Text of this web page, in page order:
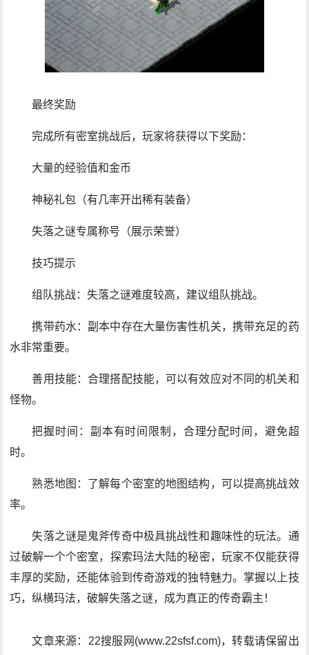
最终奖励
完成所有密室挑战后，玩家将获得以下奖励：
大量的经验值和金币
神秘礼包（有几率开出稀有装备）
失落之谜专属称号（展示荣誉）
技巧提示
组队挑战：失落之谜难度较高，建议组队挑战。
携带药水：副本中存在大量伤害性机关，携带充足的药
水非常重要。
善用技能：合理搭配技能，可以有效应对不同的机关和
怪物。
把握时间：副本有时间限制，合理分配时间，避免超
时。
熟悉地图：了解每个密室的地图结构，可以提高挑战效
率。
失落之谜是鬼斧传奇中极具挑战性和趣味性的玩法。通
过破解一个个密室，探索玛法大陆的秘密，玩家不仅能获得
丰厚的奖励，还能体验到传奇游戏的独特魅力。掌握以上技
巧，纵横玛法，破解失落之谜，成为真正的传奇霸主！
文章来源：22搜服网(www.22sfsf.com)，转载请保留出